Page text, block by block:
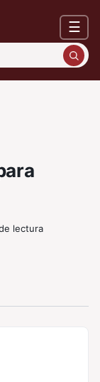
☰
lectura